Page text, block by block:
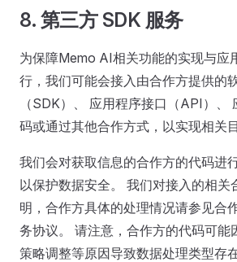
8. 第三方 SDK 服务
为保障Memo AI相关功能的实现与应
行，我们可能会接入由合作方提供的
（SDK）、 应用程序接口（API）、
码或通过其他合作方式，以实现相关目
我们会对获取信息的合作方的代码进
以保护数据安全。 我们对接入的相关
明，合作方具体的处理情况请参见合
务协议。 请注意，合作方的代码可能
策略调整等原因导致数据处理类型存